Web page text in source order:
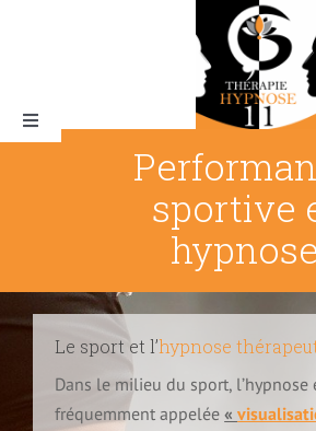
Toggle
L’Hypnose
Pourquoi thérapie hypnose 11
sportive
hypnose
Le sport et l’hypnose
Dans le milieu du sport, l’hypnose
fréquemment appelée«